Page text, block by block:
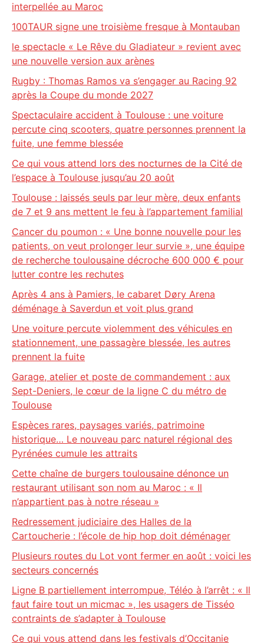
interpellée au Maroc
100TAUR signe une troisième fresque à Montauban
le spectacle « Le Rêve du Gladiateur » revient avec
une nouvelle version aux arènes
Rugby : Thomas Ramos va s’engager au Racing 92
après la Coupe du monde 2027
Spectaculaire accident à Toulouse : une voiture
percute cinq scooters, quatre personnes prennent la
fuite, une femme blessée
Ce qui vous attend lors des nocturnes de la Cité de
l’espace à Toulouse jusqu’au 20 août
Toulouse : laissés seuls par leur mère, deux enfants
de 7 et 9 ans mettent le feu à l’appartement familial
Cancer du poumon : « Une bonne nouvelle pour les
patients, on veut prolonger leur survie », une équipe
de recherche toulousaine décroche 600 000 € pour
lutter contre les rechutes
Après 4 ans à Pamiers, le cabaret Døry Arena
déménage à Saverdun et voit plus grand
Une voiture percute violemment des véhicules en
stationnement, une passagère blessée, les autres
prennent la fuite
Garage, atelier et poste de commandement : aux
Sept-Deniers, le cœur de la ligne C du métro de
Toulouse
Espèces rares, paysages variés, patrimoine
historique… Le nouveau parc naturel régional des
Pyrénées cumule les attraits
Cette chaîne de burgers toulousaine dénonce un
restaurant utilisant son nom au Maroc : « Il
n’appartient pas à notre réseau »
Redressement judiciaire des Halles de la
Cartoucherie : l’école de hip hop doit déménager
Plusieurs routes du Lot vont fermer en août : voici les
secteurs concernés
Ligne B partiellement interrompue, Téléo à l’arrêt : « Il
faut faire tout un micmac », les usagers de Tisséo
contraints de s’adapter à Toulouse
Ce qui vous attend dans les festivals d’Occitanie